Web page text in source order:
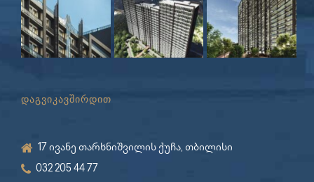
დაგვიკავშირდით
17 ივანე თარხნიშვილის ქუჩა, თბილისი
032 205 44 77